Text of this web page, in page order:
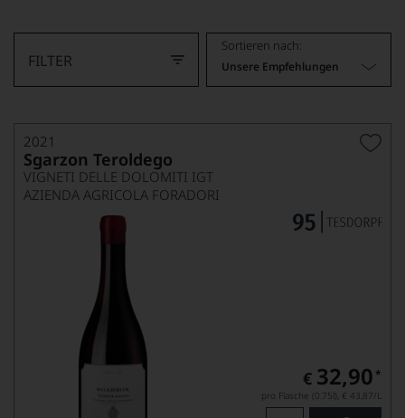
FILTER
Sortieren nach:
Unsere Empfehlungen
2021
Sgarzon Teroldego
VIGNETI DELLE DOLOMITI IGT
AZIENDA AGRICOLA FORADORI
€ 32,90 *
pro Flasche (0.75l), € 43,87/L